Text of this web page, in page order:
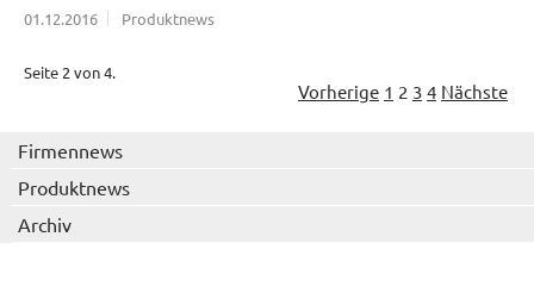
01.12.2016 Produktnews
Seite 2 von 4.
Vorherige 1 2 3 4 Nächste
Firmennews
Produktnews
Archiv